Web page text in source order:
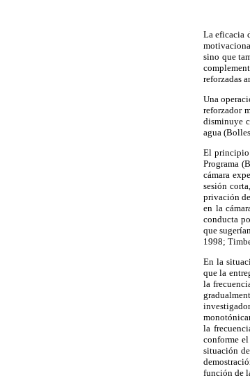
La eficacia
sino que
reforzadas
Una
reforzador
disminuye
agua
El principio
Programa
cámara
sesión
privación
en la
conducta
que
1998;
En la
que la
la
la
conforme
situación
función de